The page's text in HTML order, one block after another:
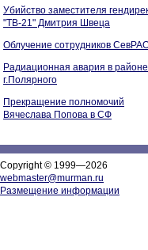
Убийство заместителя
"ТВ-21" Дмитрия Швеца
Облучение сотрудников
Радиационная авария в районе
г.Полярного
Прекращение полномочий
Вячеслава Попова в СФ
Copyright © 1999—2026
webmaster@murman.ru
Размещение информации